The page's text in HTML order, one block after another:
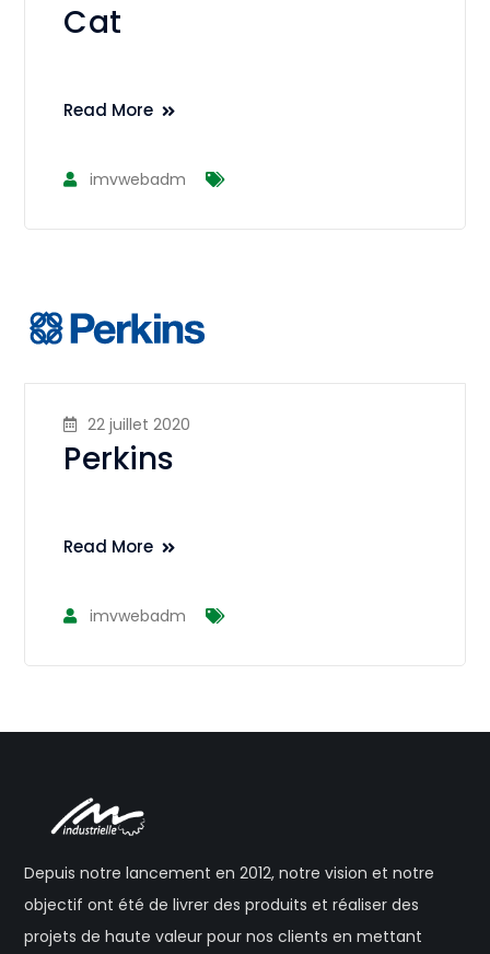
Cat
Read More
imvwebadm
22 juillet 2020
Perkins
Read More
imvwebadm
Depuis notre lancement en 2012, notre vision et notre
objectif ont été de livrer des produits et réaliser des
projets de haute valeur pour nos clients en mettant